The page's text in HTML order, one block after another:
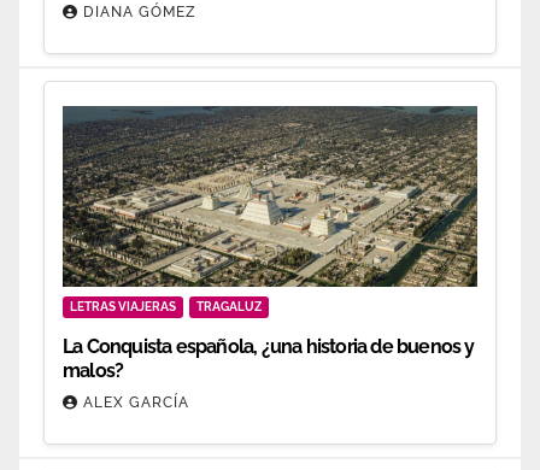
DIANA GÓMEZ
LETRAS VIAJERAS TRAGALUZ
La Conquista española, ¿una historia de buenos y
malos?
ALEX GARCÍA